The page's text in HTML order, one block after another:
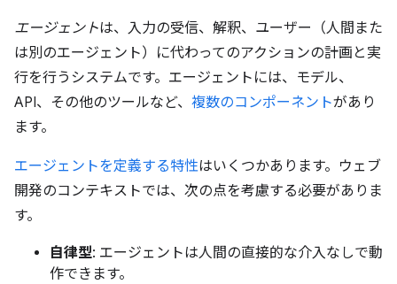
エージェントは、入力の受信、解釈、ユーザー（人間また
は別のエージェント）に代わってのアクションの計画と実
行を行うシステムです。エージェントには、モデル、
API、その他のツールなど、 複数のコンポーネントがあり
ます。
エージェントを定義する特性はいくつかあります。ウェブ
開発のコンテキストでは、次の点を考慮する必要がありま
す。
自律型: エージェントは人間の直接的な介入なしで動
作できます。